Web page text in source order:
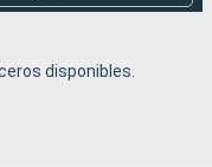
disponibles.